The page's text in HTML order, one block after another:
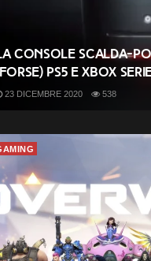
console Scalda-
PS5 e XBox
23 DICEMBRE 2020 538